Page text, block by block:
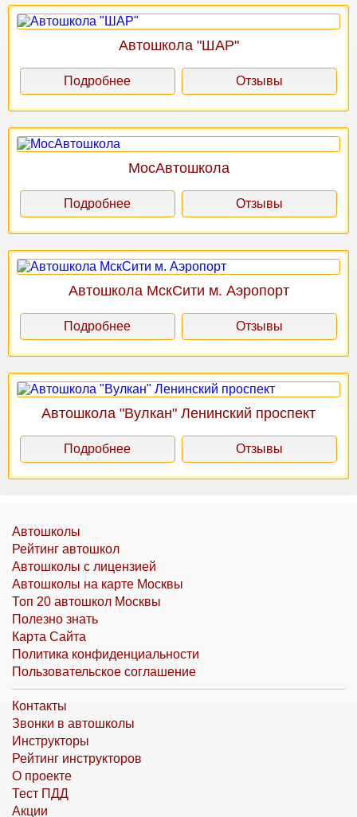
Автошкола "ШАР"
Подробнее Отзывы
МосАвтошкола
Подробнее Отзывы
Автошкола МскСити м. Аэропорт
Подробнее Отзывы
Автошкола "Вулкан" Ленинский проспект
Подробнее Отзывы
Автошколы
Рейтинг автошкол
Автошколы с лицензией
Автошколы на карте Москвы
Топ 20 автошкол Москвы
Полезно знать
Карта Сайта
Политика конфиденциальности
Пользовательское соглашение
Контакты
Звонки в автошколы
Инструкторы
Рейтинг инструкторов
О проекте
Тест ПДД
Акции